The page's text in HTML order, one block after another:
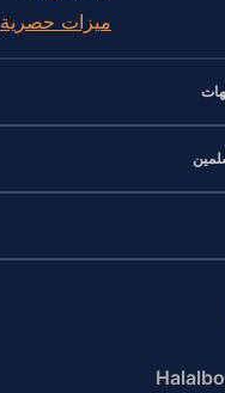
ميزات حصرية